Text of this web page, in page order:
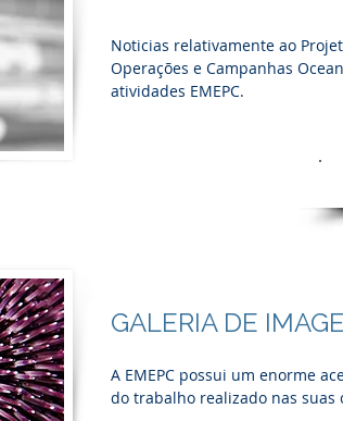
Noticias relativamente ao
Operações e Campanhas
atividades EMEPC.
GALERIA DE
A EMEPC possui um enorme
do trabalho realizado nas suas